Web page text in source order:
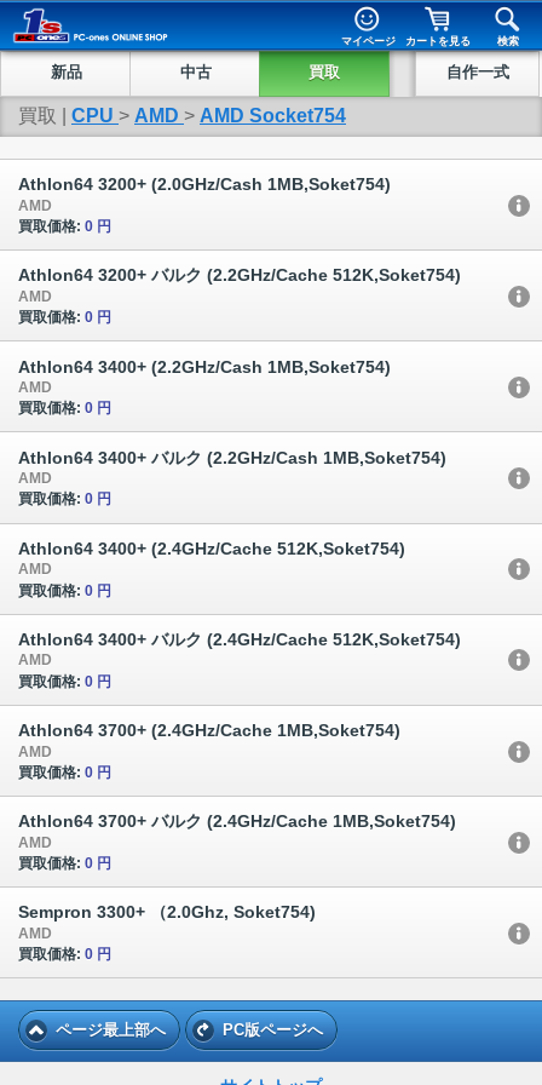
マイページ カートを見る 検索
新品 中古 買取 自作一式
買取 | CPU > AMD > AMD Socket754
Athlon64 3200+ (2.0GHz/Cash 1MB,Soket754)
AMD
買取価格: 0 円
Athlon64 3200+ バルク (2.2GHz/Cache 512K,Soket754)
AMD
買取価格: 0 円
Athlon64 3400+ (2.2GHz/Cash 1MB,Soket754)
AMD
買取価格: 0 円
Athlon64 3400+ バルク (2.2GHz/Cash 1MB,Soket754)
AMD
買取価格: 0 円
Athlon64 3400+ (2.4GHz/Cache 512K,Soket754)
AMD
買取価格: 0 円
Athlon64 3400+ バルク (2.4GHz/Cache 512K,Soket754)
AMD
買取価格: 0 円
Athlon64 3700+ (2.4GHz/Cache 1MB,Soket754)
AMD
買取価格: 0 円
Athlon64 3700+ バルク (2.4GHz/Cache 1MB,Soket754)
AMD
買取価格: 0 円
Sempron 3300+ （2.0Ghz, Soket754)
AMD
買取価格: 0 円
ページ最上部へ PC版ページへ